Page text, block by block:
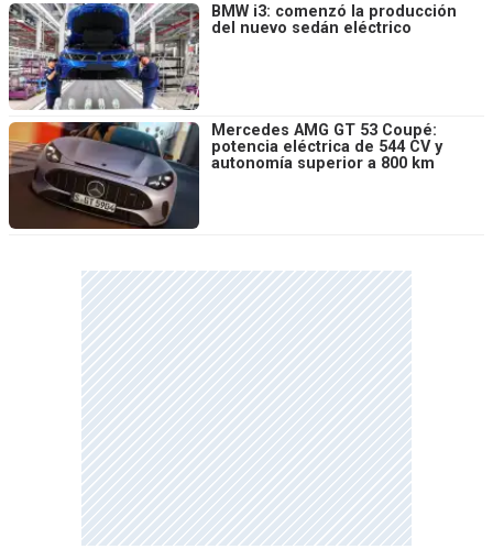
BMW i3: comenzó la producción
del nuevo sedán eléctrico
Mercedes AMG GT 53 Coupé:
potencia eléctrica de 544 CV y
autonomía superior a 800 km